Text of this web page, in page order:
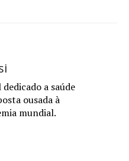
a saúde
ousada à
mundial.